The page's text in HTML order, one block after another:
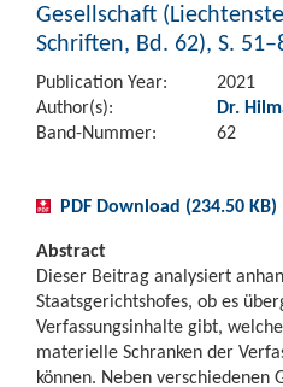
Gesellschaft
Schriften, Bd. 62), S.
Publication Year:
2021
Author(s):
Dr.
Band-Nummer:
62
PDF Download (234.50 KB)
Abstract
Dieser Beitrag analysiert
Staatsgerichtshofes, ob es
Verfassungsinhalte gibt,
materielle Schranken der
können. Neben verschiedenen